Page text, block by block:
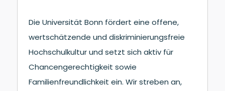
Die Universität Bonn fördert eine offene,
wertschätzende und diskriminierungsfreie
Hochschulkultur und setzt sich aktiv für
Chancengerechtigkeit sowie
Familienfreundlichkeit ein. Wir streben an,